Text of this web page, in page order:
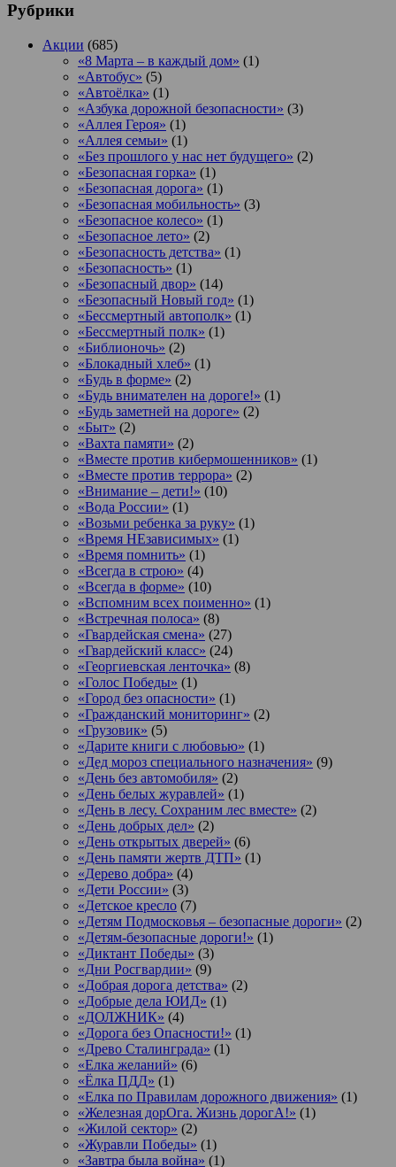
Рубрики
Акции (685)
«8 Марта – в каждый дом» (1)
«Автобус» (5)
«Автоёлка» (1)
«Азбука дорожной безопасности» (3)
«Аллея Героя» (1)
«Аллея семьи» (1)
«Без прошлого у нас нет будущего» (2)
«Безопасная горка» (1)
«Безопасная дорога» (1)
«Безопасная мобильность» (3)
«Безопасное колесо» (1)
«Безопасное лето» (2)
«Безопасность детства» (1)
«Безопасность» (1)
«Безопасный двор» (14)
«Безопасный Новый год» (1)
«Бессмертный автополк» (1)
«Бессмертный полк» (1)
«Библионочь» (2)
«Блокадный хлеб» (1)
«Будь в форме» (2)
«Будь внимателен на дороге!» (1)
«Будь заметней на дороге» (2)
«Быт» (2)
«Вахта памяти» (2)
«Вместе против кибермошенников» (1)
«Вместе против террора» (2)
«Внимание – дети!» (10)
«Вода России» (1)
«Возьми ребенка за руку» (1)
«Время НЕзависимых» (1)
«Время помнить» (1)
«Всегда в строю» (4)
«Всегда в форме» (10)
«Вспомним всех поименно» (1)
«Встречная полоса» (8)
«Гвардейская смена» (27)
«Гвардейский класс» (24)
«Георгиевская ленточка» (8)
«Голос Победы» (1)
«Город без опасности» (1)
«Гражданский мониторинг» (2)
«Грузовик» (5)
«Дарите книги с любовью» (1)
«Дед мороз специального назначения» (9)
«День без автомобиля» (2)
«День белых журавлей» (1)
«День в лесу. Сохраним лес вместе» (2)
«День добрых дел» (2)
«День открытых дверей» (6)
«День памяти жертв ДТП» (1)
«Дерево добра» (4)
«Дети России» (3)
«Детское кресло (7)
«Детям Подмосковья – безопасные дороги» (2)
«Детям-безопасные дороги!» (1)
«Диктант Победы» (3)
«Дни Росгвардии» (9)
«Добрая дорога детства» (2)
«Добрые дела ЮИД» (1)
«ДОЛЖНИК» (4)
«Дорога без Опасности!» (1)
«Древо Сталинграда» (1)
«Елка желаний» (6)
«Ёлка ПДД» (1)
«Елка по Правилам дорожного движения» (1)
«Железная дорОга. Жизнь дорогА!» (1)
«Жилой сектор» (2)
«Журавли Победы» (1)
«Завтра была война» (1)